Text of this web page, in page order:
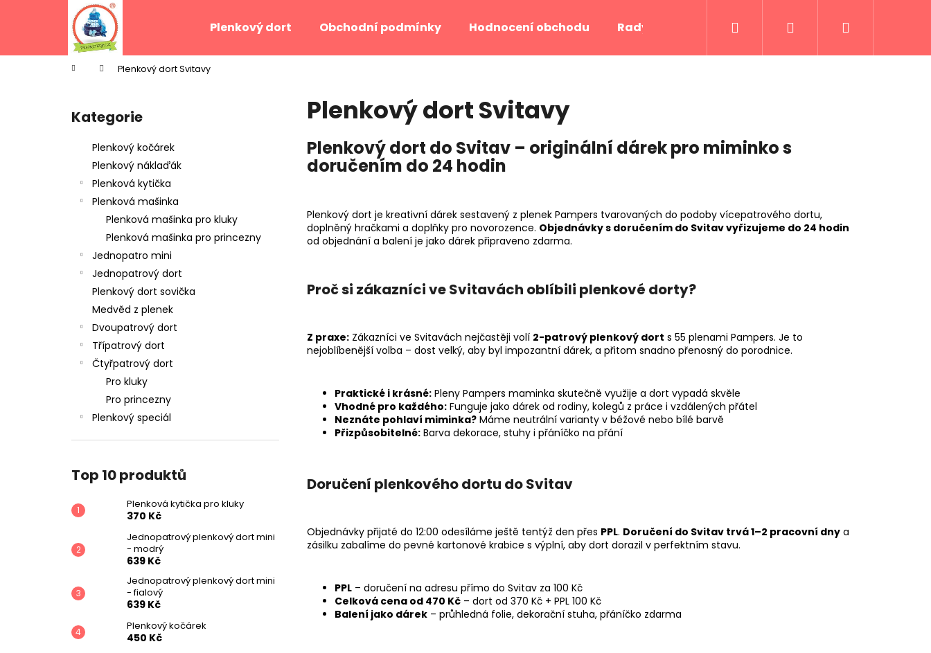
Plenkový dort Obchodní podmínky Hodnocení obchodu Rady a tipy Kontakty Přihlášení
Domů Plenkový dort Svitavy
Přeskočit
kategorie
Kategorie
Plenkový kočárek
Plenkový náklaďák
Plenková kytička
Plenková mašinka
Plenková mašinka pro kluky
Plenková mašinka pro princezny
Jednopatro mini
Jednopatrový dort
Plenkový dort sovička
Medvěd z plenek
Dvoupatrový dort
Třípatrový dort
Čtyřpatrový dort
Pro kluky
Pro princezny
Plenkový speciál
Top 10 produktů
Plenková kytička pro kluky
370 Kč
Jednopatrový plenkový dort mini
- modrý
639 Kč
Jednopatrový plenkový dort mini
- fialový
639 Kč
Plenkový kočárek
450 Kč
Plenkový dort Svitavy
Plenkový dort do Svitav – originální dárek pro miminko s
doručením do 24 hodin
Plenkový dort je kreativní dárek sestavený z plenek Pampers tvarovaných do podoby vícepatrového dortu,
doplněný hračkami a doplňky pro novorozence. Objednávky s doručením do Svitav vyřizujeme do 24 hodin
od objednání a balení je jako dárek připraveno zdarma.
Proč si zákazníci ve Svitavách oblíbili plenkové dorty?
Z praxe: Zákazníci ve Svitavách nejčastěji volí 2-patrový plenkový dort s 55 plenami Pampers. Je to
nejoblíbenější volba – dost velký, aby byl impozantní dárek, a přitom snadno přenosný do porodnice.
Praktické i krásné: Pleny Pampers maminka skutečně využije a dort vypadá skvěle
Vhodné pro každého: Funguje jako dárek od rodiny, kolegů z práce i vzdálených přátel
Neznáte pohlaví miminka? Máme neutrální varianty v béžové nebo bílé barvě
Přizpůsobitelné: Barva dekorace, stuhy i přáníčko na přání
Doručení plenkového dortu do Svitav
Objednávky přijaté do 12:00 odesíláme ještě tentýž den přes PPL. Doručení do Svitav trvá 1–2 pracovní dny a
zásilku zabalíme do pevné kartonové krabice s výplní, aby dort dorazil v perfektním stavu.
PPL – doručení na adresu přímo do Svitav za 100 Kč
Celková cena od 470 Kč – dort od 370 Kč + PPL 100 Kč
Balení jako dárek – průhledná folie, dekorační stuha, přáníčko zdarma
í
Zpět
do
Zpět
do
PLENKOVÁ KYTIČKA PRO KLUKY
370 Kč
639 Kč
639 Kč